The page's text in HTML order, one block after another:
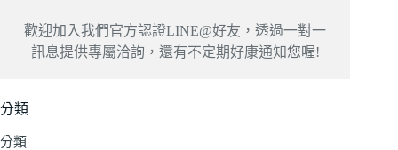
歡迎加入我們官方認證LINE@好友，透過一對一
訊息提供專屬洽詢，還有不定期好康通知您喔!
分類
分類